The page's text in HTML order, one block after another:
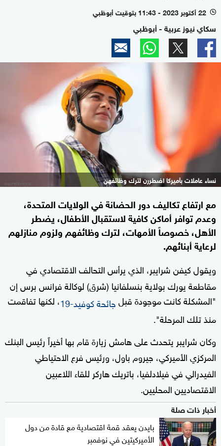
l 22 أكتوبر 2023 - 11:43 بتوقيت أبوظبي
سكاي نيوز عربية - أبوظبي
نساء عاملات بأميركا اضطررن لترك وظائفهن
مع ارتفاع تكاليف دور الحضانة في الولايات المتحدة،
وعدم توافر أماكن كافية لاستقبال الأطفال، يضطر
الأهل، خصوصاً الأمهات، لترك وظائفهم ولزوم منازلهم
لرعاية أبنائهم.
ويقول كيفن شرايبر، الذي يرأس التحالف الاقتصادي في
مقاطعة يورك بولاية بنسلفانيا (شرق) لوكالة فرانس برس إن
"المشكلة كانت موجودة قبلجائحة كوفيد-19
، لكنها تفاقمت
منذ تلك المرحلة".
وكان شرايبر يتحدث على هامش زيارة قام بها أخيراً رئيس البنك
المركزي الأميركي، جيروم باول، ورئيس فرع الاحتياطي
الفيدرالي في فيلادلفيا، باتريك هاركر للقاء اللاعبين
الاقتصاديين المحليين.
أخبار ذات صلة
بايدن يعقد قمة اقتصادية مع قادة من دول
الأميركيتين في نوفمبر